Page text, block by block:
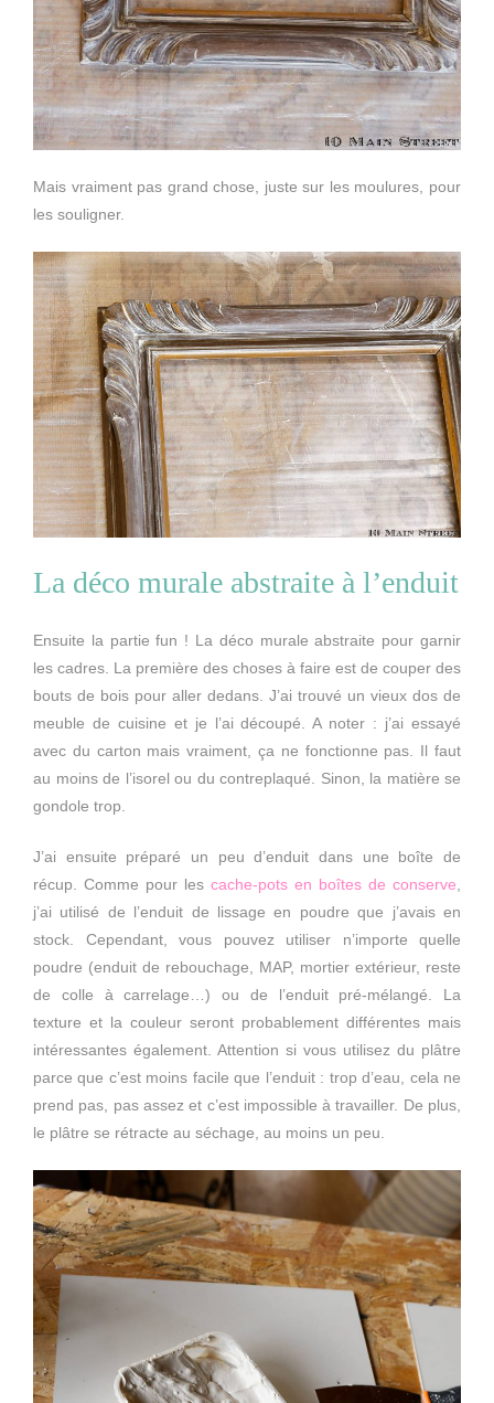
Mais vraiment pas grand chose, juste sur les moulures, pour
les souligner.
La déco murale abstraite à l’enduit
Ensuite la partie fun ! La déco murale abstraite pour garnir
les cadres. La première des choses à faire est de couper des
bouts de bois pour aller dedans. J’ai trouvé un vieux dos de
meuble de cuisine et je l’ai découpé. A noter : j’ai essayé
avec du carton mais vraiment, ça ne fonctionne pas. Il faut
au moins de l’isorel ou du contreplaqué. Sinon, la matière se
gondole trop.
J’ai ensuite préparé un peu d’enduit dans une boîte de
récup. Comme pour les cache-pots en boîtes de conserve
j’ai utilisé de l’enduit de lissage en poudre que j’avais en
stock. Cependant, vous pouvez utiliser n’importe quelle
poudre (enduit de rebouchage, MAP, mortier extérieur, reste
de colle à carrelage…) ou de l’enduit pré-mélangé. La
texture et la couleur seront probablement différentes mais
intéressantes également. Attention si vous utilisez du plâtre
parce que c’est moins facile que l’enduit : trop d’eau, cela ne
prend pas, pas assez et c’est impossible à travailler. De plus,
le plâtre se rétracte au séchage, au moins un peu.